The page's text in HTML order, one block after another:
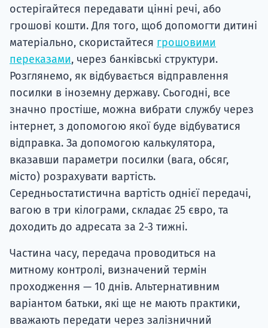
остерігайтеся передавати цінні речі, або
грошові кошти. Для того, щоб допомогти дитині
матеріально, скористайтеся грошовими
переказами, через банківські структури.
Розглянемо, як відбувається відправлення
посилки в іноземну державу. Сьогодні, все
значно простіше, можна вибрати службу через
інтернет, з допомогою якої буде відбуватися
відправка. За допомогою калькулятора,
вказавши параметри посилки (вага, обсяг,
місто) розрахувати вартість.
Середньостатистична вартість однієї передачі,
вагою в три кілограми, складає 25 євро, та
доходить до адресата за 2-3 тижні.
Частина часу, передача проводиться на
митному контролі, визначений термін
проходження — 10 днів. Альтернативним
варіантом батьки, які ще не мають практики,
вважають передати через залізничний